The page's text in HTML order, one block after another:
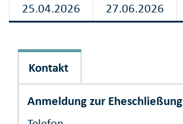
25.04.2026
27.06.2026
Kontakt
Anmeldung zur Eheschließung